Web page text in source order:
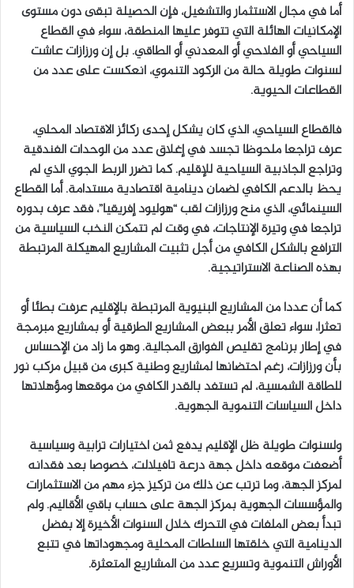
أما في مجال الاستثمار والتشغيل، فإن الحصيلة تبقى دون مستوى
الإمكانيات الهائلة التي تتوفر عليها المنطقة، سواء في القطاع
السياحي أو الفلاحي أو المعدني أو الطاقي. بل إن ورزازات عاشت
لسنوات طويلة حالة من الركود التنموي، انعكست على عدد من
القطاعات الحيوية.
فالقطاع السياحي، الذي كان يشكل إحدى ركائز الاقتصاد المحلي،
عرف تراجعا ملحوظا تجسد في إغلاق عدد من الوحدات الفندقية
وتراجع الجاذبية السياحية للإقليم. كما تضرر الربط الجوي الذي لم
يحظ بالدعم الكافي لضمان دينامية اقتصادية مستدامة. أما القطاع
السينمائي، الذي منح ورزازات لقب “هوليود إفريقيا”، فقد عرف بدوره
تراجعا في وتيرة الإنتاجات، في وقت لم تتمكن النخب السياسية من
الترافع بالشكل الكافي من أجل تثبيت المشاريع المهيكلة المرتبطة
بهذه الصناعة الاستراتيجية.
كما أن عددا من المشاريع البنيوية المرتبطة بالإقليم عرفت بطئا أو
تعثرا، سواء تعلق الأمر ببعض المشاريع الطرقية أو بمشاريع مبرمجة
في إطار برنامج تقليص الفوارق المجالية. وهو ما زاد من الإحساس
بأن ورزازات، رغم احتضانها لمشاريع وطنية كبرى من قبيل مركب نور
للطاقة الشمسية، لم تستفد بالقدر الكافي من موقعها ومؤهلاتها
داخل السياسات التنموية الجهوية.
ولسنوات طويلة ظل الإقليم يدفع ثمن اختيارات ترابية وسياسية
أضعفت موقعه داخل جهة درعة تافيلالت، خصوصا بعد فقدانه
لمركز الجهة، وما ترتب عن ذلك من تركيز جزء مهم من الاستثمارات
والمؤسسات الجهوية بمركز الجهة على حساب باقي الأقاليم. ولم
تبدأ بعض الملفات في التحرك خلال السنوات الأخيرة إلا بفضل
الدينامية التي خلقتها السلطات المحلية ومجهوداتها في تتبع
الأوراش التنموية وتسريع عدد من المشاريع المتعثرة.